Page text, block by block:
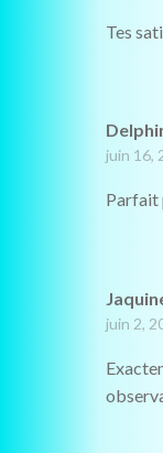
Tes
juin 16,
Parfait
juin 2,